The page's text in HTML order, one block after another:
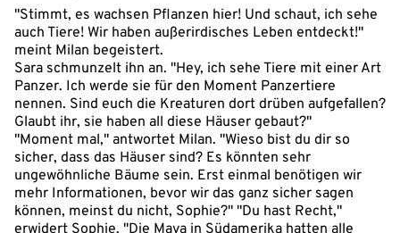
"Stimmt, es wachsen Pflanzen hier! Und schaut, ich sehe
auch Tiere! Wir haben außerirdisches Leben entdeckt!"
meint Milan begeistert.
Sara schmunzelt ihn an. "Hey, ich sehe Tiere mit einer Art
Panzer. Ich werde sie für den Moment Panzertiere
nennen. Sind euch die Kreaturen dort drüben aufgefallen?
Glaubt ihr, sie haben all diese Häuser gebaut?"
"Moment mal," antwortet Milan. "Wieso bist du dir so
sicher, dass das Häuser sind? Es könnten sehr
ungewöhnliche Bäume sein. Erst einmal benötigen wir
mehr Informationen, bevor wir das ganz sicher sagen
können, meinst du nicht, Sophie?" "Du hast Recht,"
erwidert Sophie. "Die Maya in Südamerika hatten alle